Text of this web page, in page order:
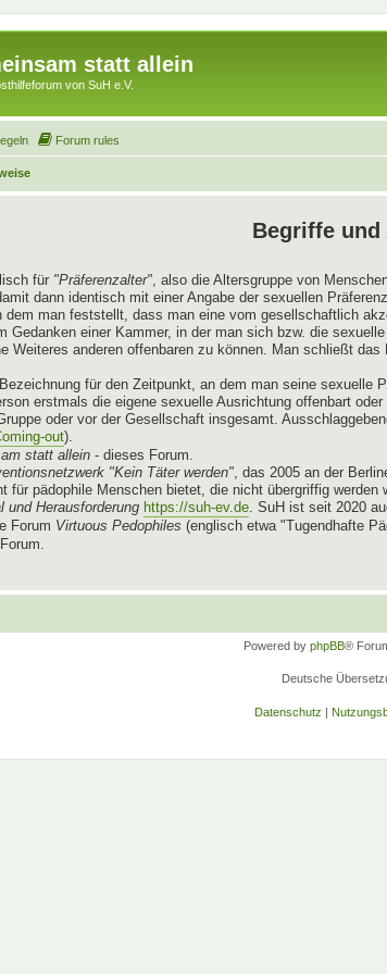
statt allein
von SuH e.V.
Forum rules
Begriffe und
für "Präferenzalter" , also die Altersgruppe von
dann identisch mit einer Angabe der sexuellen
dem man feststellt, dass man eine vom gesellschaftlich
Gedanken einer Kammer, in der man sich bzw. die
Weiteres anderen offenbaren zu können. Man schließt
für den Zeitpunkt, an dem man seine
erstmals die eigene sexuelle Ausrichtung offenbart oder
oder vor der Gesellschaft insgesamt.
out).
statt allein - dieses Forum.
"Kein Täter werden" , das 2005 an der
für pädophile Menschen bietet, die nicht übergriffig werden
und Herausforderung https://suh-ev.de . SuH ist seit 2020
Forum Virtuous Pedophiles (englisch etwa "Tugendhafte
Powered by phpBB®
Deutsche
Datenschutz |